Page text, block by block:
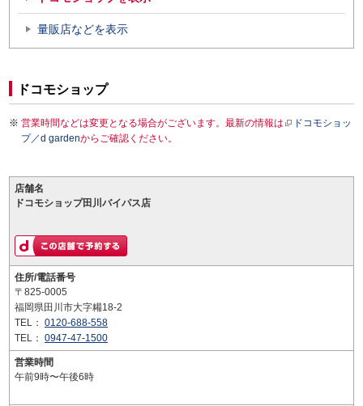
量販店などを表示
ドコモショップ
営業時間などは変更となる場合がございます。最新の情報は
ドコモショッ
プ／d gardenからご確認ください。
店舗名
ドコモショップ田川バイパス店
住所/電話番号
〒825-0005
福岡県田川市大字糒18-2
TEL： 0120-688-558
TEL： 0947-47-1500
営業時間
午前9時〜午後6時